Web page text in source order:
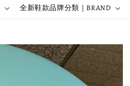
全新鞋款品牌分類｜BRAND